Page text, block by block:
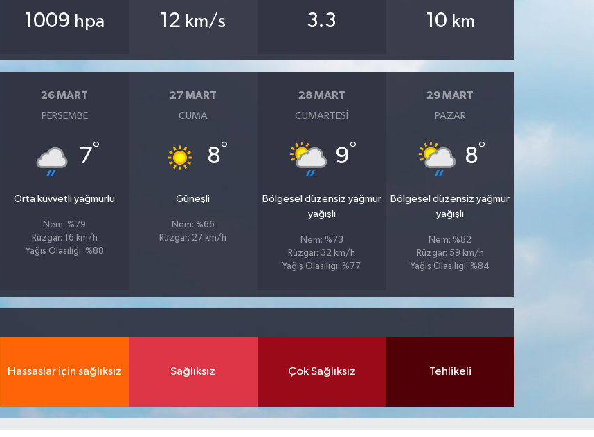
1009 hpa 12 km/s 3.3 10 km
26 MART
PERŞEMBE
7°
Orta kuvvetli yağmurlu
Nem: %79
Rüzgar: 16 km/h
Yağış Olasılığı: %88
27 MART
CUMA
8°
Güneşli
Nem: %66
Rüzgar: 27 km/h
28 MART
CUMARTESI
9°
Bölgesel düzensiz yağmur
yağışlı
Nem: %73
Rüzgar: 32 km/h
Yağış Olasılığı: %77
29 MART
PAZAR
8°
Bölgesel düzensiz yağmur
yağışlı
Nem: %82
Rüzgar: 59 km/h
Yağış Olasılığı: %84
Hassaslar için sağlıksız Sağlıksız Çok Sağlıksız Tehlikeli